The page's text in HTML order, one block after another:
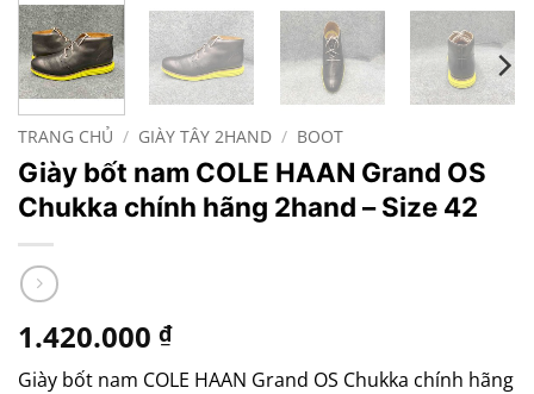
TRANG CHỦ / GIÀY TÂY 2HAND / BOOT
Giày bốt nam COLE HAAN Grand OS
Chukka chính hãng 2hand – Size 42
1.420.000 ₫
Giày bốt nam COLE HAAN Grand OS Chukka chính hãng